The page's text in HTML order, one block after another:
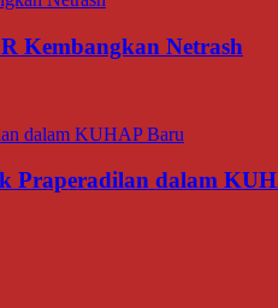
Kembangkan Netrash
Praperadilan dalam